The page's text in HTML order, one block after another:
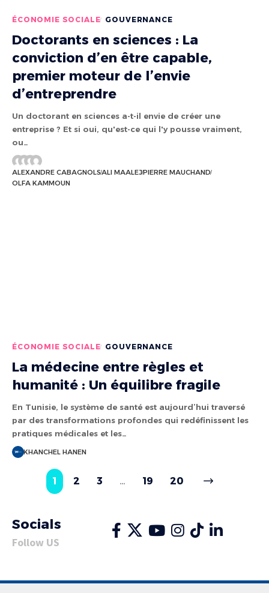
ÉCONOMIE SOCIALE GOUVERNANCE
Doctorants en sciences : La
conviction d’en être capable,
premier moteur de l’envie
d’entreprendre
Un doctorant en sciences a-t-il envie de créer une
entreprise ? Et si oui, qu'est-ce qui l'y pousse vraiment,
ou…
ALEXANDRE CABAGNOLSALI MAALEJPIERRE MAUCHAND
OLFA KAMMOUN
ÉCONOMIE SOCIALE GOUVERNANCE
La médecine entre règles et
humanité : Un équilibre fragile
En Tunisie, le système de santé est aujourd’hui traversé
par des transformations profondes qui redéfinissent les
pratiques médicales et les…
KHANCHEL HANEN
1 2 3 … 19 20
Socials
Follow US